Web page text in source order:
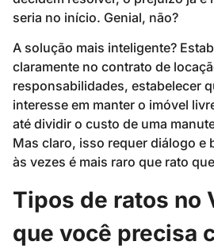
seria no início. Genial, não?
A solução mais inteligente?
claramente no contrato de
responsabilidades, estabelecer
interesse em manter o imóvel
até dividir o custo de uma
Mas claro, isso requer diálogo e
às vezes é mais raro que rato
Tipos de ratos no
que você precisa